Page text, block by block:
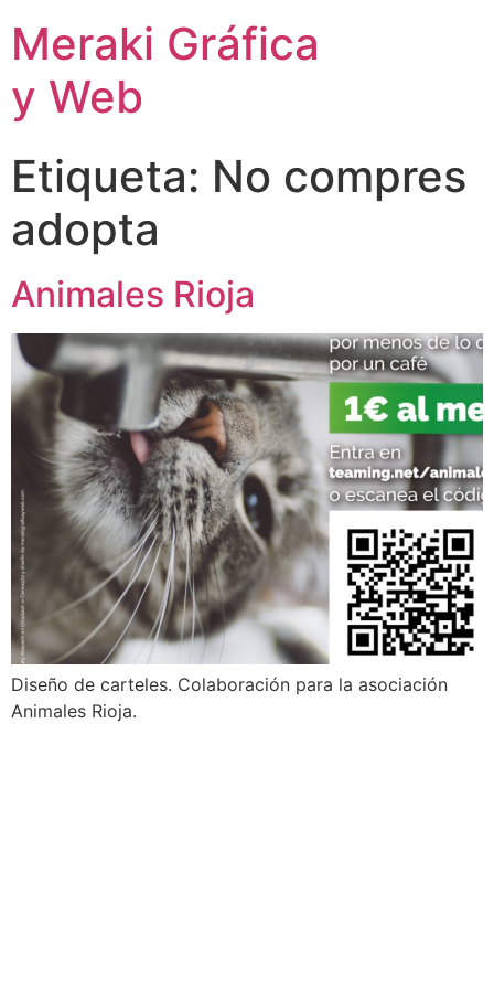
Meraki Gráfica
y Web
Etiqueta: No compres
adopta
Animales Rioja
Diseño de carteles. Colaboración para la asociación
Animales Rioja.